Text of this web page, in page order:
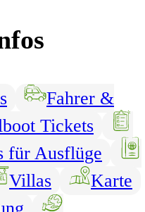
Fahrer &
Tickets
für Ausflüge
Villas
Karte